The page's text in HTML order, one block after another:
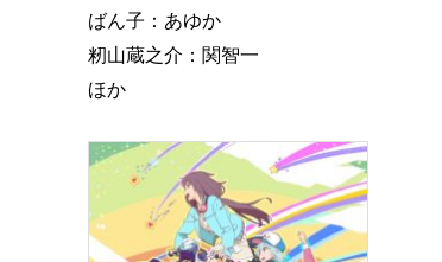
ばん子：あゆか
籾山蔵之介：関智一
ほか